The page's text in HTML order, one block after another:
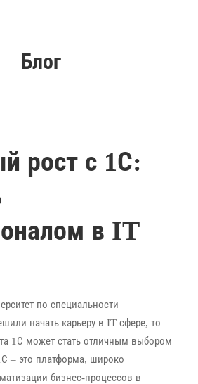
Блог
рост с 1С:
в IT
по специальности
начать карьеру в IT сфере, то
1С может стать отличным выбором
– это платформа, широко
бизнес-процессов в